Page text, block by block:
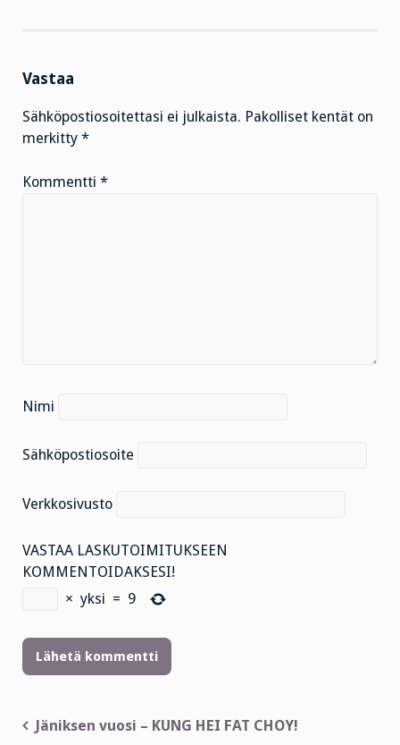
Vastaa
Sähköpostiosoitettasi ei julkaista. Pakolliset kentät on
merkitty *
Kommentti *
Nimi
Sähköpostiosoite
Verkkosivusto
VASTAA LASKUTOIMITUKSEEN
KOMMENTOIDAKSESI!
× yksi = 9
Artikkelien
Jäniksen vuosi – KUNG HEI FAT CHOY!